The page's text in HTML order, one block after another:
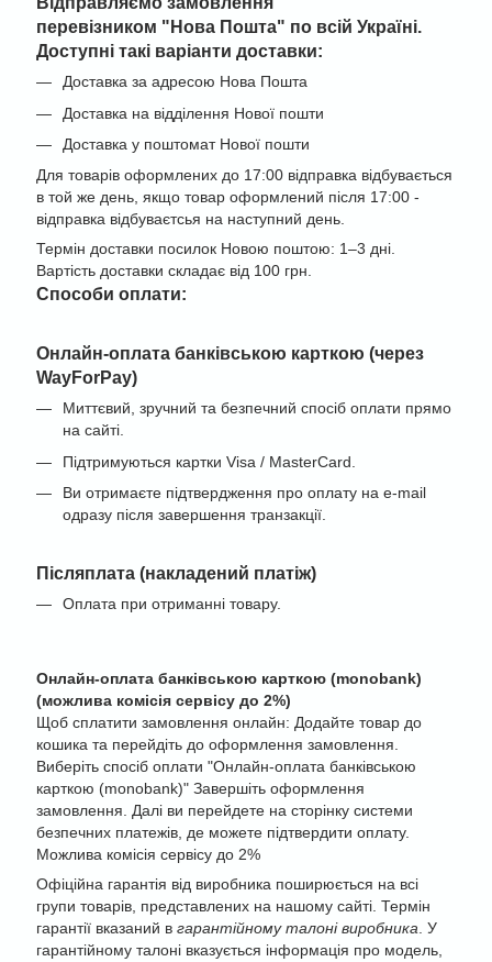
перевізником "Нова Пошта" по всій Україні.
Доступні такі варіанти доставки:
Доставка за адресою Нова Пошта
Доставка на відділення Нової пошти
Доставка у поштомат Нової пошти
Для товарів оформлених до 17:00 відправка відбувається
в той же день, якщо товар оформлений після 17:00 -
відправка відбуваєтсья на наступний день.
Термін доставки посилок Новою поштою: 1–3 дні.
Вартість доставки складає від 100 грн.
Cпособи оплати:
Онлайн-оплата банківською карткою (через
WayForPay)
Миттєвий, зручний та безпечний спосіб оплати прямо
на сайті.
Підтримуються картки Visa / MasterCard.
Ви отримаєте підтвердження про оплату на e-mail
одразу після завершення транзакції.
Післяплата (накладений платіж)
Оплата при отриманні товару.
Онлайн-оплата банківською карткою (monobank)
(можлива комісія сервісу до 2%)
Щоб сплатити замовлення онлайн: Додайте товар до
кошика та перейдіть до оформлення замовлення.
Виберіть спосіб оплати "Онлайн-оплата банківською
карткою (monobank)" Завершіть оформлення
замовлення. Далі ви перейдете на сторінку системи
безпечних платежів, де можете підтвердити оплату.
Можлива комісія сервісу до 2%
Офіційна гарантія від виробника поширюється на всі
групи товарів, представлених на нашому сайті. Термін
гарантії вказаний в гарантійному талоні виробника . У
гарантійному талоні вказується інформація про модель,